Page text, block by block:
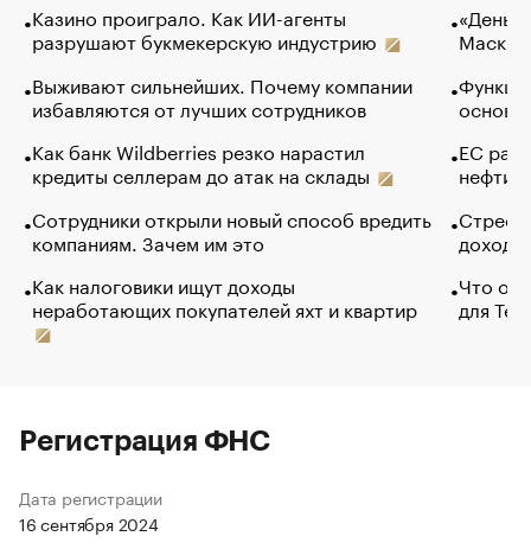
Казино проиграло. Как ИИ-агенты
разрушают букмекерскую индустрию
Выживают сильнейших. Почему компании
избавляются от лучших сотрудников
Как банк Wildberries резко нарастил
кредиты селлерам до атак на склады
Сотрудники открыли новый способ вредить
компаниям. Зачем им это
Как налоговики ищут доходы
неработающих покупателей яхт и квартир
Маск в
основ
ЕС
нефти
Что
для
Регистрация ФНС
Дата регистрации
16 сентября 2024